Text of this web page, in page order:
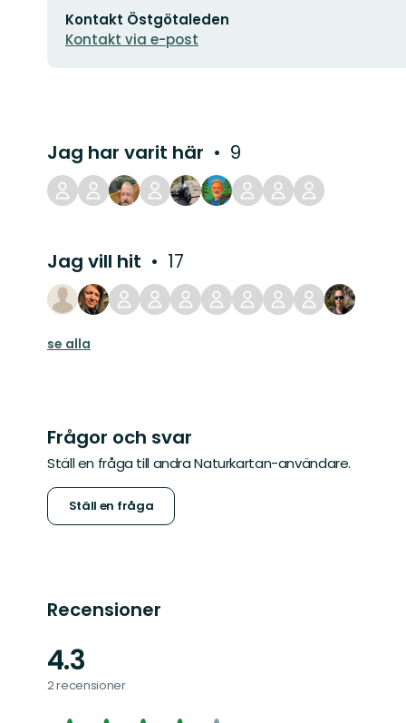
postadress
Kontakt Östgötaleden
Kontakt via e-post
Jag har varit här 9
Jag vill hit 17
se alla
Frågor och svar
Ställ en fråga till andra Naturkartan-användare.
Ställ en fråga
Recensioner
4.3
2 recensioner